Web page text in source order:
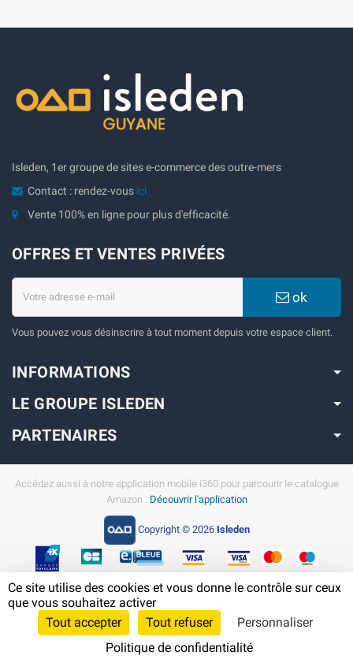
Isleden, 1er groupe de sites e-commerce des outre-mers
Contact : rendez-vous ici
Vente 100% en ligne pour plus d'efficacité.
OFFRES ET VENTES PRIVÉES
ok
Vous pouvez vous désinscrire à tout moment depuis votre espace client.
INFORMATIONS
LE GROUPE ISLEDEN
PARTENAIRES
Accédez aussi à notre application mobile i360 pour parcourir le catalogue
Amazon : Découvrir l'application
Copyright © 2026 Isleden
En savoir plus sur Amazon en Guyane
Cliquez-ici pour modifier vos préférences en matière de cookies
Ce site utilise des cookies et vous donne le contrôle sur ceux
que vous souhaitez activer
Tout accepter
Tout refuser
Personnaliser
Politique de confidentialité